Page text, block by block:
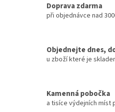
Doprava zdarma
při objednávce nad
Objednejte dnes,
u zboží které je
Kamenná pobočka
a tisíce výdejních míst